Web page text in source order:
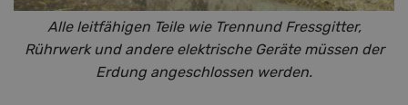
Alle leitfähigen Teile wie Trennund Fressgitter,
Rührwerk und andere elektrische Geräte müssen der
Erdung angeschlossen werden.